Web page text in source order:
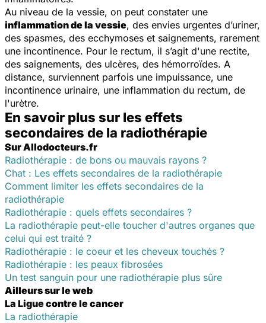
Au niveau de la vessie, on peut constater une
inflammation de la vessie, des envies urgentes d’uriner,
des spasmes, des ecchymoses et saignements, rarement
une incontinence. Pour le rectum, il s’agit d'une rectite,
des saignements, des ulcères, des hémorroïdes. A
distance, surviennent parfois une impuissance, une
incontinence urinaire, une inflammation du rectum, de
l'urètre.
En savoir plus sur les effets
secondaires de la radiothérapie
Sur Allodocteurs.fr
Radiothérapie : de bons ou mauvais rayons ?
Chat : Les effets secondaires de la radiothérapie
Comment limiter les effets secondaires de la
radiothérapie
Radiothérapie : quels effets secondaires ?
La radiothérapie peut-elle toucher d'autres organes que
celui qui est traité ?
Radiothérapie : le coeur et les cheveux touchés ?
Radiothérapie : les peaux fibrosées
Un test sanguin pour une radiothérapie plus sûre
Ailleurs sur le web
La Ligue contre le cancer
La radiothérapie